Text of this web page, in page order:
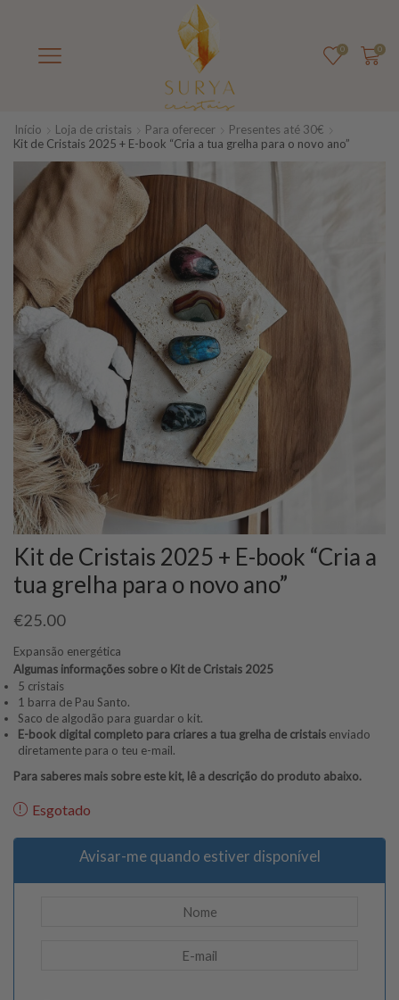
0 0
Início Loja de cristais Para oferecer
Presentes até 30€
Kit de Cristais 2025 + E-book “Cria a tua grelha para o novo ano”
Kit de Cristais 2025 + E-book “Cria a
tua grelha para o novo ano”
€25.00
Expansão energética
Algumas informações sobre o Kit de Cristais 2025
5 cristais
1 barra de Pau Santo.
Saco de algodão para guardar o kit.
E-book digital completo para criares a tua grelha de cristais enviado
diretamente para o teu e-mail.
Para saberes mais sobre este kit, lê a descrição do produto abaixo.
Esgotado
Avisar-me quando estiver disponível